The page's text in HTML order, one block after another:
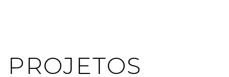
PROJETOS